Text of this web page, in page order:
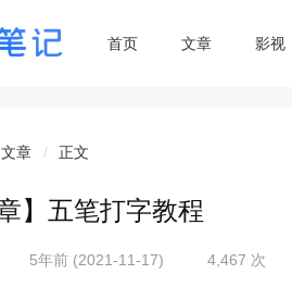
首页 文章 影视
文章 正文
章】五笔打字教程
5年前 (2021-11-17) 4,467 次